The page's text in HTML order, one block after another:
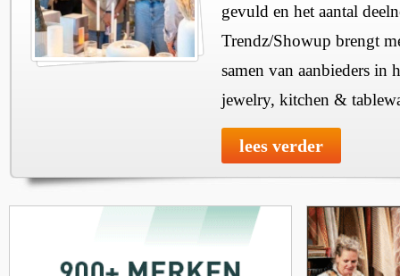
gevuld en het aantal
Trendz/Showup brengt
samen van aanbieders in
jewelry, kitchen &
lees verder